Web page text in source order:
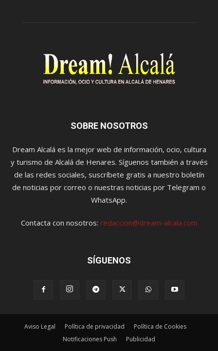
SOBRE NOSOTROS
Dream Alcalá es la mejor web de información, ocio, cultura
y turismo de Alcalá de Henares. Síguenos también a través
de las redes sociales, suscríbete gratis a nuestro boletín
de noticias por correo o nuestras noticias por Telegram o
WhatsApp.
Contacta con nosotros: redaccion@dream-alcala.com
SÍGUENOS
Aviso Legal Política de privacidad
Política de Cookies
Notificaciones Push
Publicidad